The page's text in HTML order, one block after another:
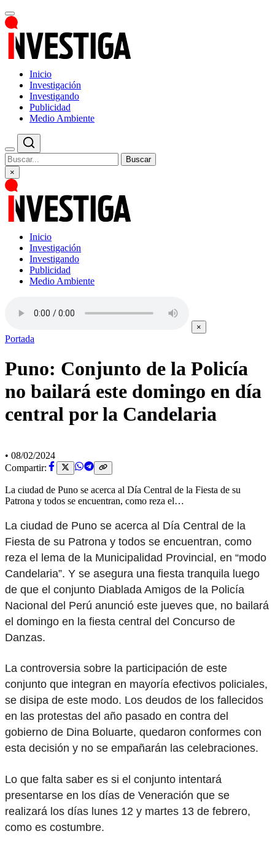
Inicio
Investigación
Investigando
Publicidad
Medio Ambiente
Buscar
×
Inicio
Investigación
Investigando
Publicidad
Medio Ambiente
×
Portada
Puno: Conjunto de la Policía
no bailará este domingo en día
central por la Candelaria
• 08/02/2024
Compartir:
La ciudad de Puno se acerca al Día Central de la Fiesta de su
Patrona y todos se encuentran, como reza el…
La ciudad de Puno se acerca al Día Central de la
Fiesta de su Patrona y todos se encuentran, como
reza el lema de la Municipalidad Provincial, en “modo
Candelaria”. Y se asegura una fiesta tranquila luego
de que el conjunto Diablada Amigos de la Policía
Nacional del Perú anunció este jueves que, no bailará
el domingo en la fiesta central del Concurso de
Danzas.
La controversia sobre la participación de este
conjunto que integran en mayoría efectivos policiales,
se disipa de este modo. Los deudos de los fallecidos
en las protestas del año pasado en contra del
gobierno de Dina Boluarte, quedaron conformes con
esta decisión y no se empañarán las celebraciones.
Lo que falta saber es si el conjunto intentará
presentarse en los días de Veneración que se
realizará los días lunes 12 y martes 13 de febrero,
como es costumbre.